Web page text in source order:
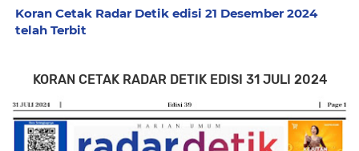
Koran Cetak Radar Detik edisi 21 Desember 2024
telah Terbit
KORAN CETAK RADAR DETIK EDISI 31 JULI 2024